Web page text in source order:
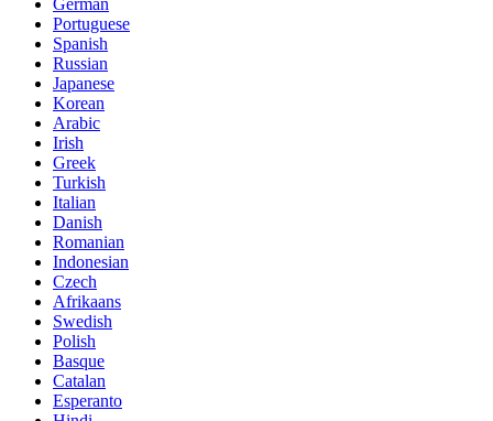
Portuguese
Spanish
Russian
Japanese
Korean
Arabic
Irish
Greek
Turkish
Italian
Danish
Romanian
Indonesian
Czech
Afrikaans
Swedish
Polish
Basque
Catalan
Esperanto